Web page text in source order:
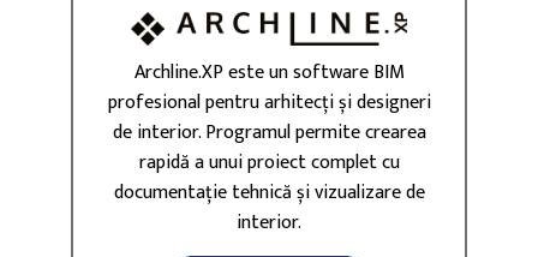
Archline.XP este un software BIM
profesional pentru arhitecți și designeri
de interior. Programul permite crearea
rapidă a unui proiect complet cu
documentație tehnică și vizualizare de
interior.